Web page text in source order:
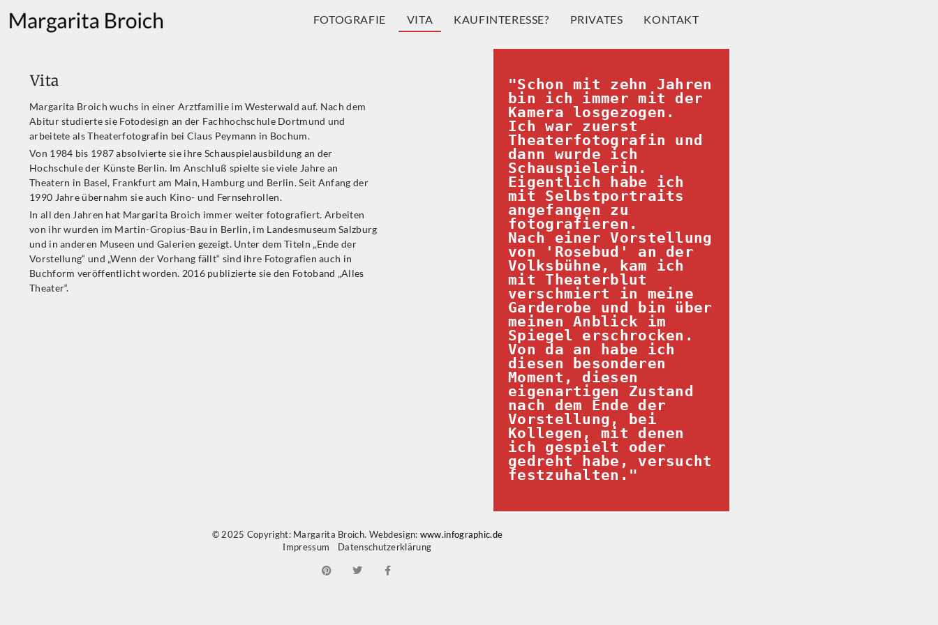
FOTOGRAFIE VITA KAUFINTERESSE? PRIVATES KONTAKT
Vita
Margarita Broich wuchs in einer Arztfamilie im Westerwald auf. Nach dem
Abitur studierte sie Fotodesign an der Fachhochschule Dortmund und
arbeitete als Theaterfotografin bei Claus Peymann in Bochum.
Von 1984 bis 1987 absolvierte sie ihre Schauspielausbildung an der
Hochschule der Künste Berlin. Im Anschluß spielte sie viele Jahre an
Theatern in Basel, Frankfurt am Main, Hamburg und Berlin. Seit Anfang der
1990 Jahre übernahm sie auch Kino- und Fernsehrollen.
In all den Jahren hat Margarita Broich immer weiter fotografiert. Arbeiten
von ihr wurden im Martin-Gropius-Bau in Berlin, im Landesmuseum Salzburg
und in anderen Museen und Galerien gezeigt. Unter dem Titeln „Ende der
Vorstellung“ und „Wenn der Vorhang fällt“ sind ihre Fotografien auch in
Buchform veröffentlicht worden. 2016 publizierte sie den Fotoband „Alles
Theater“.
"Schon mit zehn Jahren
bin ich immer mit der
Kamera losgezogen.
Ich war zuerst
Theaterfotografin und
dann wurde ich
Schauspielerin.
Eigentlich habe ich
mit Selbstportraits
angefangen zu
fotografieren.
Nach einer Vorstellung
von 'Rosebud' an der
Volksbühne, kam ich
mit Theaterblut
verschmiert in meine
Garderobe und bin über
meinen Anblick im
Spiegel erschrocken.
Von da an habe ich
diesen besonderen
Moment, diesen
eigenartigen Zustand
nach dem Ende der
Vorstellung, bei
Kollegen, mit denen
ich gespielt oder
gedreht habe, versucht
festzuhalten."
© 2025 Copyright: Margarita Broich. Webdesign: www.infographic.de
Impressum
Datenschutzerklärung